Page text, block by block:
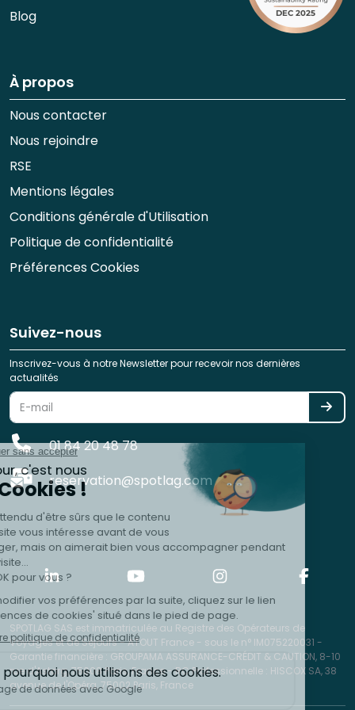
Blog
À propos
Nous contacter
Nous rejoindre
RSE
Mentions légales
Conditions générale d'Utilisation
Politique de confidentialité
Préférences Cookies
Suivez-nous
Inscrivez-vous à notre Newsletter pour recevoir nos dernières
actualités
01 84 20 48 78
reservation@spotlag.com
SPOTLAG SAS est immatriculée au Registre des Opérateurs de
Voyages et de Séjours - ATOUT France - sous le n° IM075220031 -
Garantie financière : GROUPAMA ASSURANCE-CRÉDIT & CAUTION, 8-10
rue d'Astorg, 75008 Paris, France - RC Professionnelle : HISCOX SA, 38
avenue de l'Opéra, 75002 Paris, France